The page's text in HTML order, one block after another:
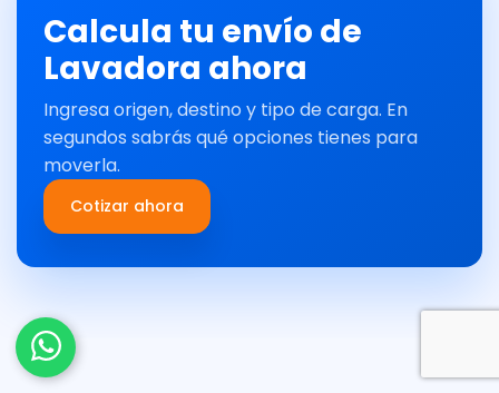
Calcula tu envío de
Lavadora ahora
Ingresa origen, destino y tipo de carga. En
segundos sabrás qué opciones tienes para
moverla.
Cotizar ahora